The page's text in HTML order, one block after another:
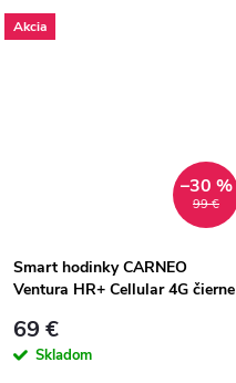
Akcia
99 €
–30 %
Smart hodinky CARNEO
Ventura HR+ Cellular 4G čierne
69 €
Skladom